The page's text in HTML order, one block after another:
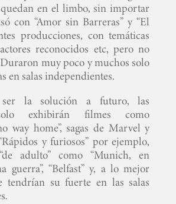
en el limbo, sin importar
con “Amor sin Barreras” y “El
producciones, con temáticas
reconocidos etc, pero no
muy poco y muchos solo
en salas independientes.
ser la solución a futuro, las
exhibirán filmes como
way home”, sagas de Marvel y
y furiosos” por ejemplo,
adulto” como “Munich, en
guerra”, “Belfast” y, a lo mejor
tendrían su fuerte en las salas